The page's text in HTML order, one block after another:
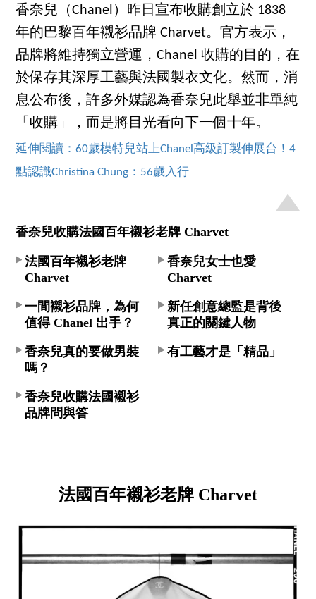
香奈兒（Chanel）昨日宣布收購創立於 1838
年的巴黎百年襯衫品牌 Charvet。官方表示，
品牌將維持獨立營運，Chanel 收購的目的，在
於保存其深厚工藝與法國製衣文化。然而，消
息公布後，許多外媒認為香奈兒此舉並非單純
「收購」，而是將目光看向下一個十年。
延伸閱讀：60歲模特兒站上Chanel高級訂製伸展台！4
點認識Christina Chung：56歲入行
香奈兒收購法國百年襯衫老牌 Charvet
法國百年襯衫老牌
Charvet
香奈兒女士也愛
Charvet
一間襯衫品牌，為何
值得 Chanel 出手？
新任創意總監是背後
真正的關鍵人物
香奈兒真的要做男裝
嗎？
有工藝才是「精品」
香奈兒收購法國襯衫
品牌問與答
法國百年襯衫老牌 Charvet